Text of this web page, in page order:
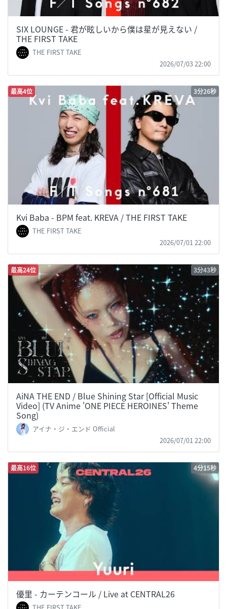
SIX LOUNGE - 君が眩しいから僕は星が見えない /
THE FIRST TAKE
THE FIRST TAKE
2026/07/03 22:00
最高4位 3分26秒
Kvi Baba - BPM feat. KREVA / THE FIRST TAKE
THE FIRST TAKE
2026/07/01 22:00
最高24位 3分43秒
AiNA THE END / Blue Shining Star [Official Music
Video] (TV Anime 'ONE PIECE HEROINES' Theme
Song)
アイナ・ジ・エンド Official
2026/07/01 22:00
最高16位 4分15秒
優里 - カーテンコール / Live at CENTRAL26